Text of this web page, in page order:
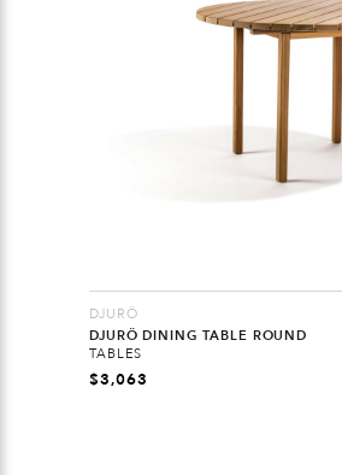
DJURÖ
DJURÖ DINING TABLE ROUND
TABLES
$3,063